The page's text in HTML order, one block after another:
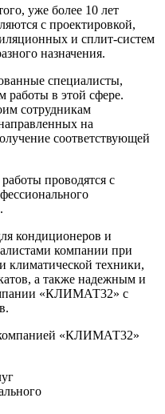
уже более 10 лет
с проектировкой,
и сплит-систем
назначения.
специалисты,
в этой сфере.
сотрудникам
на
соответствующей
проводятся с
кондиционеров и
компании при
климатической техники,
а также надежным и
«КЛИМАТ32» с
компанией «КЛИМАТ32»